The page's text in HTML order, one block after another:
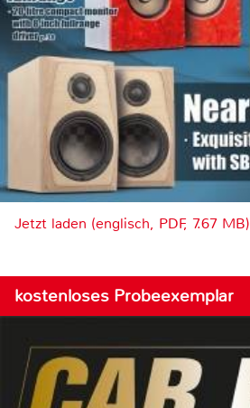
Jetzt laden (englisch, PDF, 7.67 MB)
kostenloses Probeexemplar